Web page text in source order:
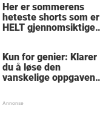
Her er sommerens
heteste shorts som er
HELT gjennomsiktige
Kun for genier: Klarer
du å løse den
vanskelige oppgaven